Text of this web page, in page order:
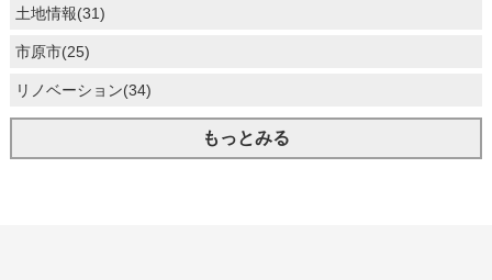
土地情報(31)
市原市(25)
リノベーション(34)
もっとみる